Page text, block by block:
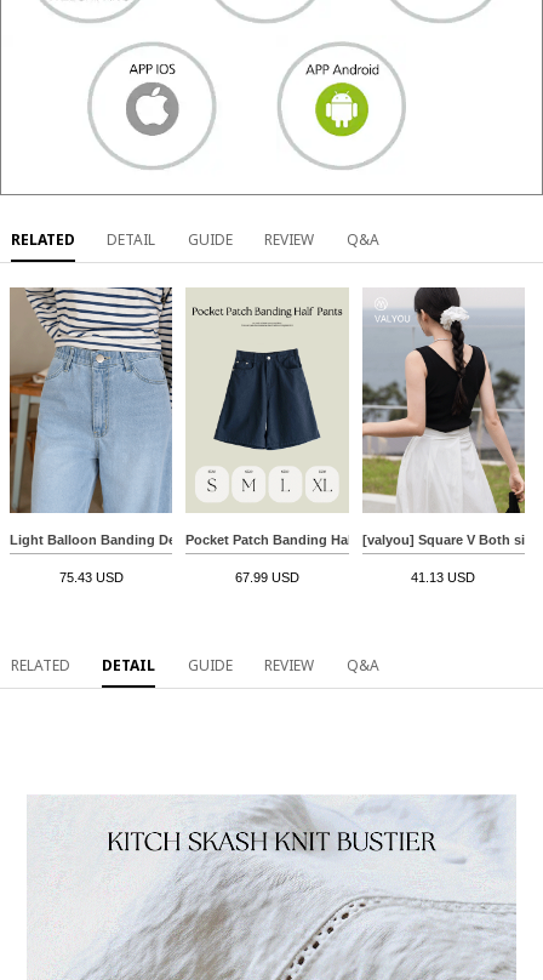
RELATED DETAIL GUIDE REVIEW Q&A
Light Balloon Banding Denim Pants
75.43 USD
Pocket Patch Banding Half-length Pants
67.99 USD
[valyou] Square V Both
41.13 USD
RELATED DETAIL GUIDE REVIEW Q&A